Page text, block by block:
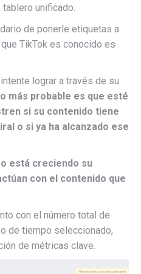
unificado.
de ponerle etiquetas a
TikTok es conocido es
lograr a través de su
más probable es que esté
si su contenido tiene
o si ya ha alcanzado ese
está creciendo su
con el contenido que
con el número total de
de tiempo seleccionado,
de métricas clave.